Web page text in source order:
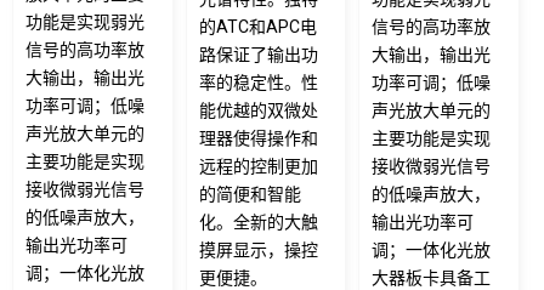
功能是实现弱光
信号的高功率放
大输出，输出光
功率可调；低噪
声光放大单元的
主要功能是实现
接收微弱光信号
的低噪声放大，
输出光功率可
调；一体化光放
的ATC和APC电
路保证了输出功
率的稳定性。性
能优越的双微处
理器使得操作和
远程的控制更加
的简便和智能
化。全新的大触
摸屏显示，操控
更便捷。
信号的高功率放
大输出，输出光
功率可调；低噪
声光放大单元的
主要功能是实现
接收微弱光信号
的低噪声放大，
输出光功率可
调；一体化光放
大器板卡具备工